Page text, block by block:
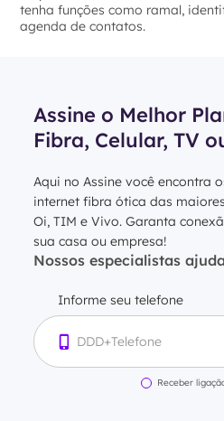
tenha funções como ramal,
agenda de contatos.
Assine o Melhor
Fibra, Celular, TV
Aqui no Assine você encontra
internet fibra ótica das
Oi, TIM e Vivo. Garanta
sua casa ou empresa!
Nossos especialistas
Informe seu telefone
Receber